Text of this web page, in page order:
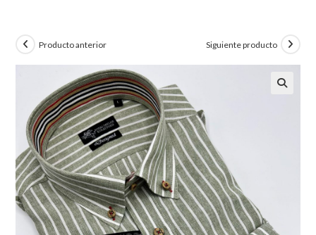
Producto anterior Siguiente producto